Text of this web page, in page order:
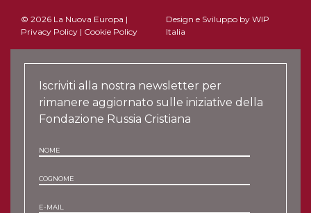
© 2026 La Nuova Europa |
Privacy Policy | Cookie Policy
Design e Sviluppo by WIP
Italia
Iscriviti alla nostra newsletter per
rimanere aggiornato sulle iniziative della
Fondazione Russia Cristiana
NOME
COGNOME
E-MAIL